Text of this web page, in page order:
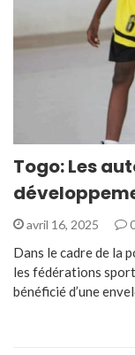
Togo: Les
avril 16, 2025
Dans le cadre de la
les fédérations
bénéficié d’une